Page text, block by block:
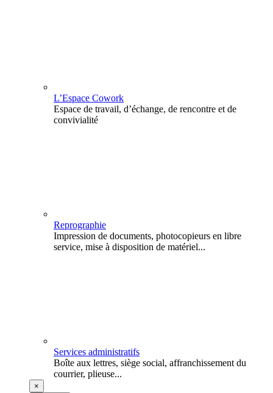
L’Espace Cowork
Espace de travail, d’échange, de rencontre et de
convivialité
Reprographie
Impression de documents, photocopieurs en libre
service, mise à disposition de matériel...
Services administratifs
Boîte aux lettres, siège social, affranchissement du
courrier, plieuse...
×